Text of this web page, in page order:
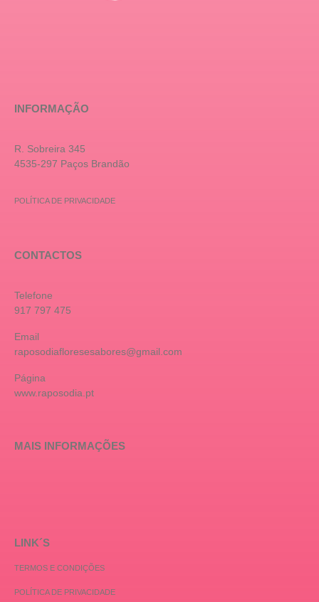
INFORMAÇÃO
R. Sobreira 345
4535-297 Paços Brandão
POLÍTICA DE PRIVACIDADE
CONTACTOS
Telefone
917 797 475
Email
raposodiafloresesabores@gmail.com
Página
www.raposodia.pt
MAIS INFORMAÇÕES
LINK´S
TERMOS E CONDIÇÕES
POLÍTICA DE PRIVACIDADE